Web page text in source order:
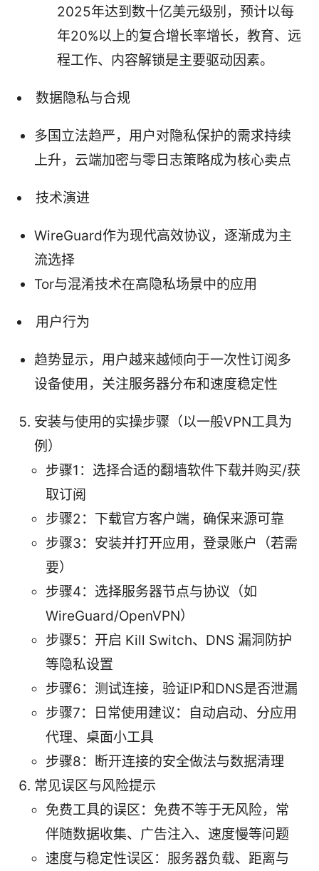
2025年达到数十亿美元级别，预计以每
年20%以上的复合增长率增长，教育、远
程工作、内容解锁是主要驱动因素。
数据隐私与合规
多国立法趋严，用户对隐私保护的需求持续
上升，云端加密与零日志策略成为核心卖点
技术演进
WireGuard作为现代高效协议，逐渐成为主
流选择
Tor与混淆技术在高隐私场景中的应用
用户行为
趋势显示，用户越来越倾向于一次性订阅多
设备使用，关注服务器分布和速度稳定性
安装与使用的实操步骤（以一般VPN工具为
例）
步骤1：选择合适的翻墙软件下载并购买/获
取订阅
步骤2：下载官方客户端，确保来源可靠
步骤3：安装并打开应用，登录账户（若需
要）
步骤4：选择服务器节点与协议（如
WireGuard/OpenVPN）
步骤5：开启 Kill Switch、DNS 漏洞防护
等隐私设置
步骤6：测试连接，验证IP和DNS是否泄漏
步骤7：日常使用建议：自动启动、分应用
代理、桌面小工具
步骤8：断开连接的安全做法与数据清理
常见误区与风险提示
免费工具的误区：免费不等于无风险，常
伴随数据收集、广告注入、速度慢等问题
速度与稳定性误区：服务器负载、距离与